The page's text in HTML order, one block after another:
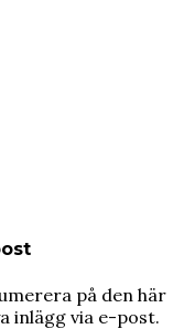
på den här
inlägg via e-post.